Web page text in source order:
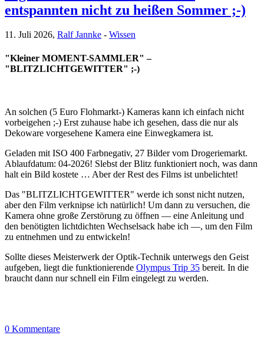
entspannten nicht zu heißen Sommer ;-)
11. Juli 2026, Ralf Jannke - Wissen
"Kleiner MOMENT-SAMMLER" –
"BLITZLICHTGEWITTER" ;-)
An solchen (5 Euro Flohmarkt-) Kameras kann ich einfach nicht
vorbeigehen ;-) Erst zuhause habe ich gesehen, dass die nur als
Dekoware vorgesehene Kamera eine Einwegkamera ist.
Geladen mit ISO 400 Farbnegativ, 27 Bilder vom Drogeriemarkt.
Ablaufdatum: 04-2026! Slebst der Blitz funktioniert noch, was dann
halt ein Bild kostete … Aber der Rest des Films ist unbelichtet!
Das "BLITZLICHTGEWITTER" werde ich sonst nicht nutzen,
aber den Film verknipse ich natürlich! Um dann zu versuchen, die
Kamera ohne große Zerstörung zu öffnen — eine Anleitung und
den benötigten lichtdichten Wechselsack habe ich —, um den Film
zu entnehmen und zu entwickeln!
Sollte dieses Meisterwerk der Optik-Technik unterwegs den Geist
aufgeben, liegt die funktionierende Olympus Trip 35 bereit. In die
braucht dann nur schnell ein Film eingelegt zu werden.
0 Kommentare